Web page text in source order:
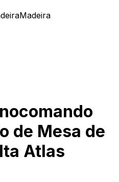
de Mesa de
Atlas